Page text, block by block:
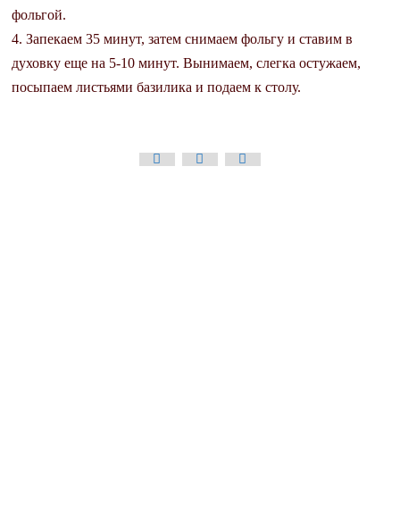
фольгой.
4. Запекаем 35 минут, затем снимаем фольгу и ставим в
духовку еще на 5-10 минут. Вынимаем, слегка остужаем,
посыпаем листьями базилика и подаем к столу.